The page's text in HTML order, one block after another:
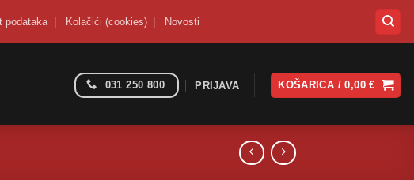
podataka Kolačići (cookies) Novosti
031 250 800 PRIJAVA KOŠARICA /0,00€